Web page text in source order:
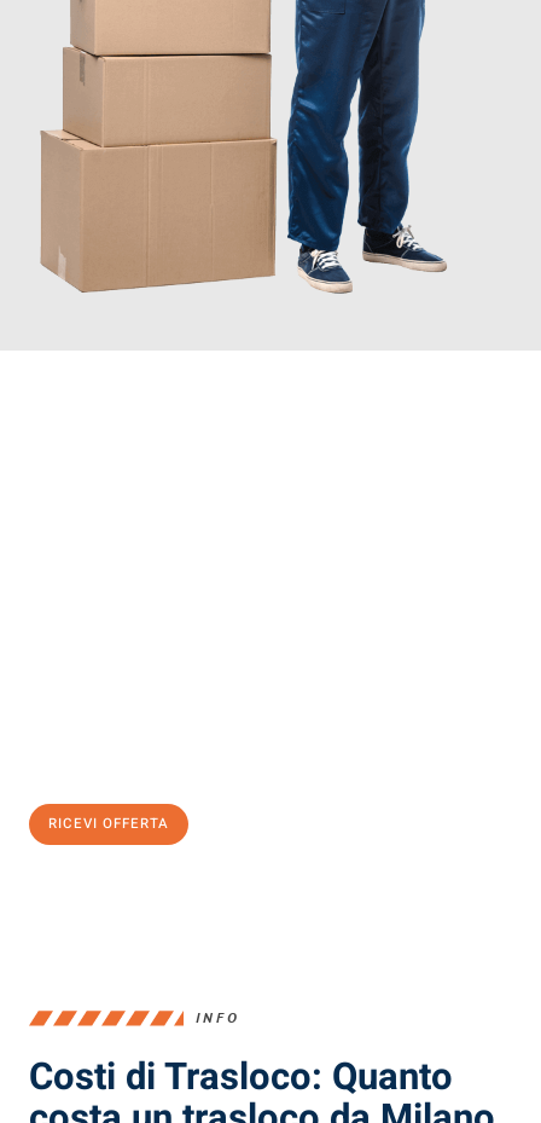
RICEVI OFFERTA
INFO
Costi di Trasloco: Quanto